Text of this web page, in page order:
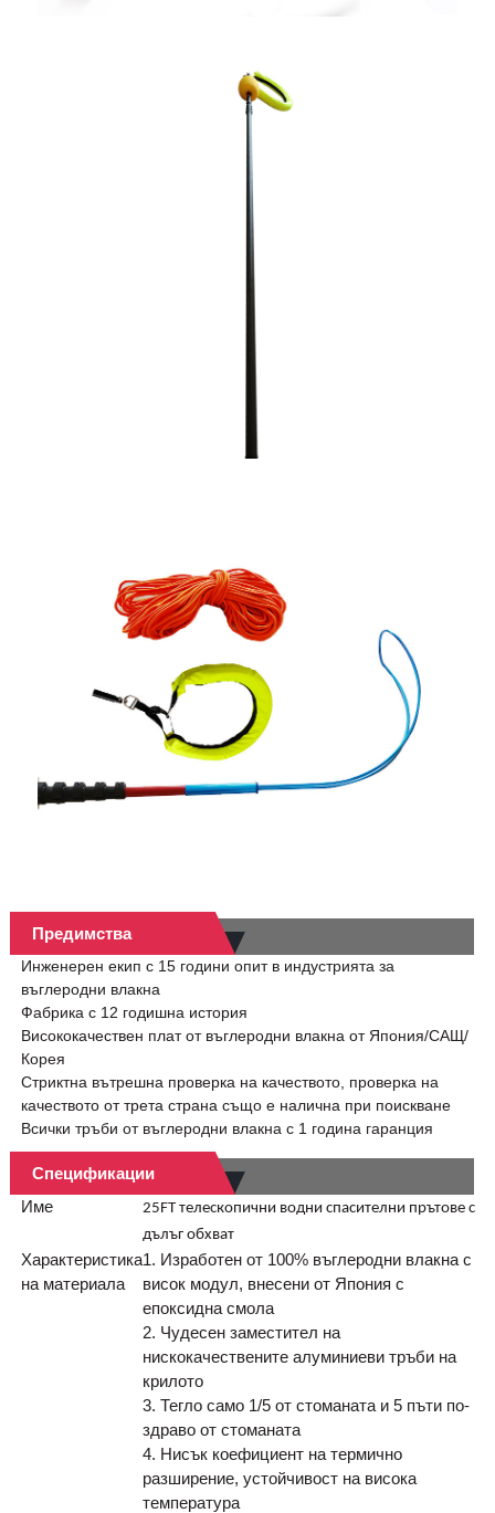
Предимства
Инженерен екип с 15 години опит в индустрията за
въглеродни влакна
Фабрика с 12 годишна история
Висококачествен плат от въглеродни влакна от Япония/САЩ/
Корея
Стриктна вътрешна проверка на качеството, проверка на
качеството от трета страна също е налична при поискване
Всички тръби от въглеродни влакна с 1 година гаранция
Спецификации
Име
25FT телескопични водни спасителни прътове с
дълъг обхват
Характеристика
на материала
1. Изработен от 100% въглеродни влакна с
висок модул, внесени от Япония с
епоксидна смола
2. Чудесен заместител на
нискокачествените алуминиеви тръби на
крилото
3. Тегло само 1/5 от стоманата и 5 пъти по-
здраво от стоманата
4. Нисък коефициент на термично
разширение, устойчивост на висока
температура